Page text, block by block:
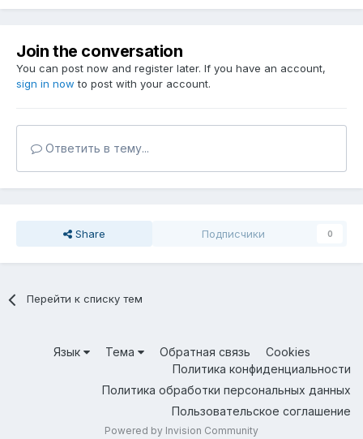
Join the conversation
You can post now and register later. If you have an account,
sign in now to post with your account.
Ответить в тему...
Share Подписчики 0
Перейти к списку тем
Язык Тема Обратная связь
Cookies
Политика конфиденциальности
Политика обработки персональных данных
Пользовательское соглашение
Powered by Invision Community